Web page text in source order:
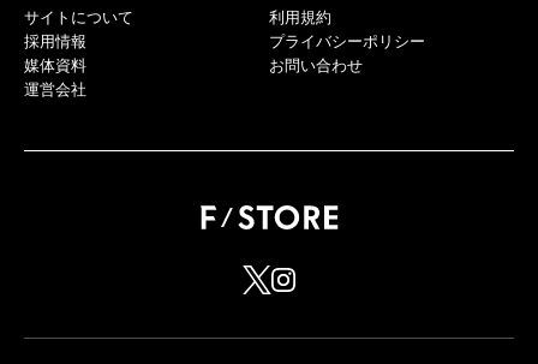
サイトについて
採用情報
媒体資料
運営会社
利用規約
プライバシーポリシー
お問い合わせ